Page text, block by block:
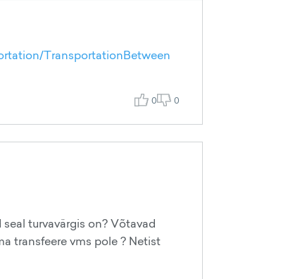
TransportationBetween
0 0
turvavärgis on? Võtavad
transfeere vms pole ? Netist